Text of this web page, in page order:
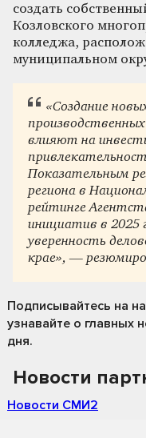
создать
Козловского
колледжа,
муниципальном
«Создание
влияют на
Показательным
региона в
рейтинге
инициатив в
уверенность
крае», —
Подписывайтесь на
узнавайте о главных
дня.
Новости
Новости СМИ2